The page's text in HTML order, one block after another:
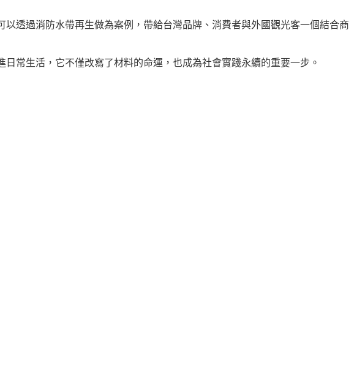
透過消防水帶再生做為案例，帶給台灣品牌、消費者與外國觀光客一個結合商
常生活，它不僅改寫了材料的命運，也成為社會實踐永續的重要一步。